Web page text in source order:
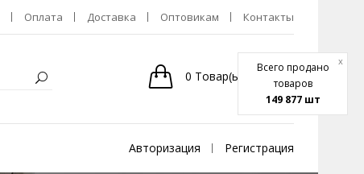
Всего продано
товаров
149 877 шт
x
Оплата Доставка Оптовикам Контакты
0 Товар(ы) 0р.
Авторизация Регистрация